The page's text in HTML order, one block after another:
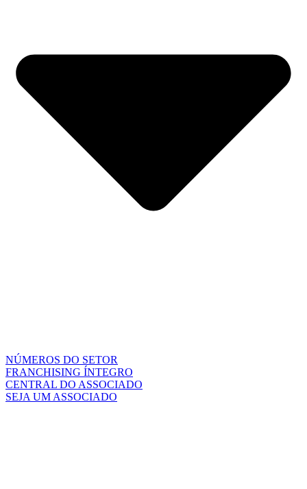
NÚMEROS DO SETOR
FRANCHISING ÍNTEGRO
CENTRAL DO ASSOCIADO
SEJA UM ASSOCIADO